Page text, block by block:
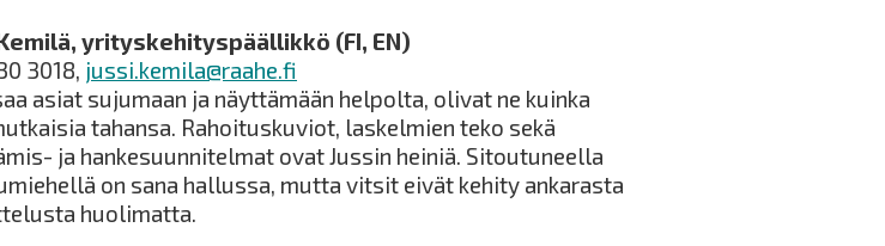
yrityskehityspäällikkö (FI, EN)
3018, jussi.kemila@raahe.fi
asiat sujumaan ja näyttämään helpolta, olivat ne kuinka
tahansa. Rahoituskuviot, laskelmien teko sekä
ja hankesuunnitelmat ovat Jussin heiniä. Sitoutuneella
on sana hallussa, mutta vitsit eivät kehity ankarasta
huolimatta.